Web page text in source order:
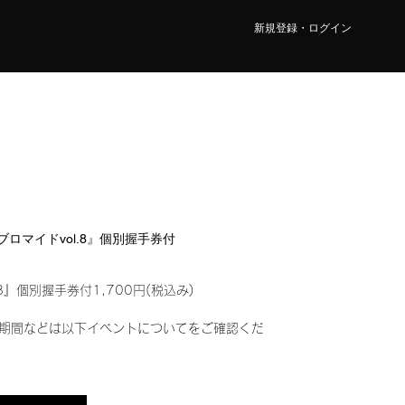
新規登録・ログイン
ロマイドvol.8』個別握手券付
』個別握手券付1,700円(税込み)
間などは以下イベントについてをご確認くだ